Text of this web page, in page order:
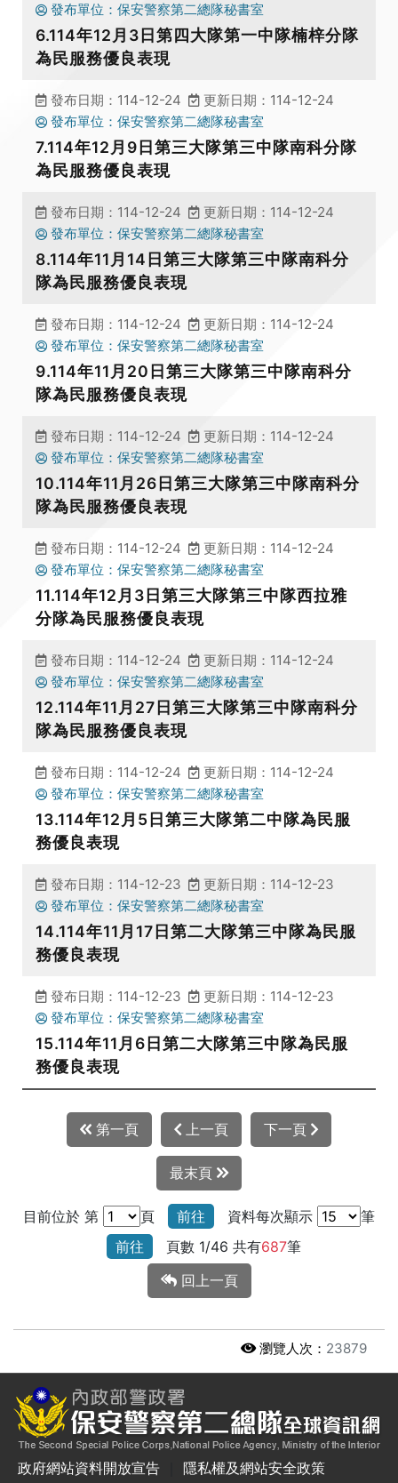
發布單位：保安警察第二總隊秘書室
6.114年12月3日第四大隊第一中隊楠梓分隊
為民服務優良表現
發布日期：114-12-24
更新日期：114-12-24
發布單位：保安警察第二總隊秘書室
7.114年12月9日第三大隊第三中隊南科分隊
為民服務優良表現
發布日期：114-12-24
更新日期：114-12-24
發布單位：保安警察第二總隊秘書室
8.114年11月14日第三大隊第三中隊南科分
隊為民服務優良表現
發布日期：114-12-24
更新日期：114-12-24
發布單位：保安警察第二總隊秘書室
9.114年11月20日第三大隊第三中隊南科分
隊為民服務優良表現
發布日期：114-12-24
更新日期：114-12-24
發布單位：保安警察第二總隊秘書室
10.114年11月26日第三大隊第三中隊南科分
隊為民服務優良表現
發布日期：114-12-24
更新日期：114-12-24
發布單位：保安警察第二總隊秘書室
11.114年12月3日第三大隊第三中隊西拉雅
分隊為民服務優良表現
發布日期：114-12-24
更新日期：114-12-24
發布單位：保安警察第二總隊秘書室
12.114年11月27日第三大隊第三中隊南科分
隊為民服務優良表現
發布日期：114-12-24
更新日期：114-12-24
發布單位：保安警察第二總隊秘書室
13.114年12月5日第三大隊第二中隊為民服
務優良表現
發布日期：114-12-23
更新日期：114-12-23
發布單位：保安警察第二總隊秘書室
14.114年11月17日第二大隊第三中隊為民服
務優良表現
發布日期：114-12-23
更新日期：114-12-23
發布單位：保安警察第二總隊秘書室
15.114年11月6日第二大隊第三中隊為民服
務優良表現
第一頁 上一頁 下一頁
最末頁
目前位於 第 頁 前往 資料每次顯示
筆
前往
頁數 1/46 共有687筆
回上一頁
瀏覽人次： 23879
政府網站資料開放宣告 隱私權及網站安全政策